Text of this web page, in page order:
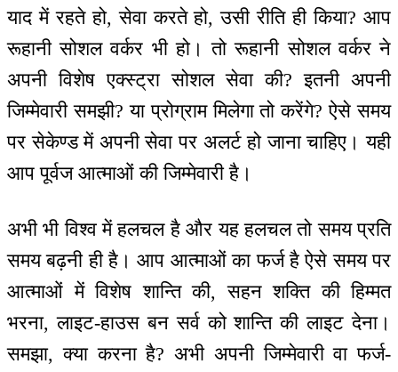
याद में रहते हो, सेवा करते हो, उसी रीति ही किया? आप
रूहानी सोशल वर्कर भी हो। तो रूहानी सोशल वर्कर ने
अपनी विशेष एक्स्ट्रा सोशल सेवा की? इतनी अपनी
जिम्मेवारी समझी? या प्रोग्राम मिलेगा तो करेंगे? ऐसे समय
पर सेकेण्ड में अपनी सेवा पर अलर्ट हो जाना चाहिए। यही
आप पूर्वज आत्माओं की जिम्मेवारी है।
अभी भी विश्व में हलचल है और यह हलचल तो समय प्रति
समय बढ़नी ही है। आप आत्माओं का फर्ज है ऐसे समय पर
आत्माओं में विशेष शान्ति की, सहन शक्ति की हिम्मत
भरना, लाइट-हाउस बन सर्व को शान्ति की लाइट देना।
समझा, क्या करना है? अभी अपनी जिम्मेवारी वा फर्ज-